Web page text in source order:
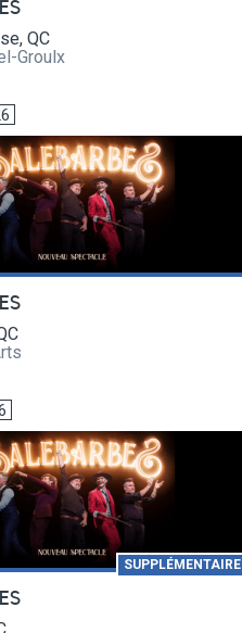
QC
Groulx
SUPPLÉMENTAIRE